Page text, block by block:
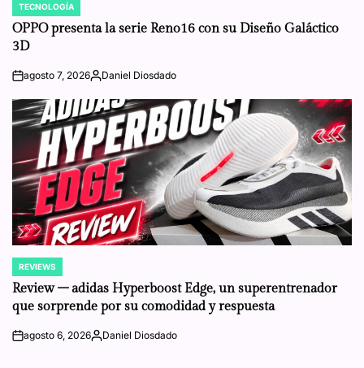
POSTED
IN
TECNOLOGÍA
OPPO presenta la serie Reno16 con su Diseño Galáctico
3D
onagosto 7, 2026Posted
Daniel Diosdado
POSTED
IN
REVIEWS
Review – adidas Hyperboost Edge, un superentrenador
que sorprende por su comodidad y respuesta
onagosto 6, 2026Posted
Daniel Diosdado